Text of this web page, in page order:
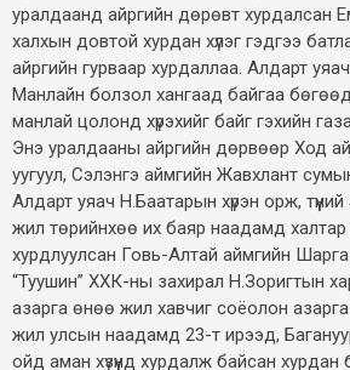
уралдаанд айргийн дөрөвт хурдалсан
халхын довтой хурдан хүлэг гэдгээ
айргийн гурваар хурдаллаа. Алдарт
Манлайн болзол хангаад байгаа
манлай цолонд хүрэхийг байг гэхийн
Энэ уралдааны айргийн дөрвөөр Ход
уугуул, Сэлэнгэ аймгийн Жавхлант
Алдарт уяач Н.Баатарын хүрэн орж,
жил төрийнхөө их баяр наадамд халтар
хурдлуулсан Говь-Алтай аймгийн
“Туушин” ХХК-ны захирал Н.Зоригтын
азарга өнөө жил хавчиг соёолон
жил улсын наадамд 23-т ирээд,
ойд аман хүзүүнд хурдалж байсан